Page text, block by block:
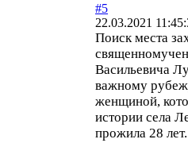
#5
22.03.2021
Поиск места
Васильевича
важному
женщиной,
истории села
прожила 28